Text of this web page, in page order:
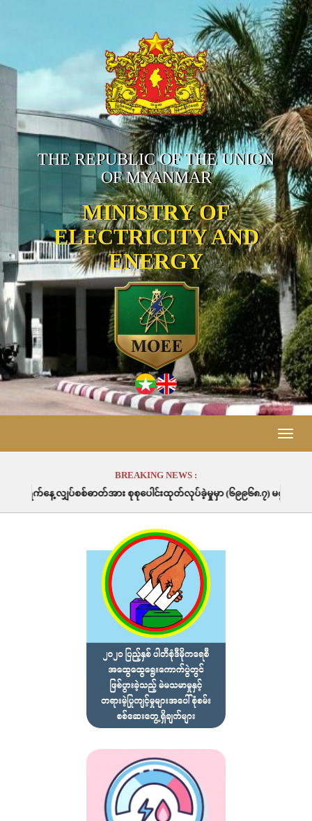
THE REPUBLIC OF THE UNION
OF MYANMAR
MINISTRY OF
ELECTRICITY AND
ENERGY
Toggle
BREAKING NEWS :
အား စုစုပေါင်းထုတ်လုပ်ခဲ့မှုမှာ (၆၉၉၆၈.၇) မဂ္ဂါဝပ်နာရီဖြစ်ပါသည်။